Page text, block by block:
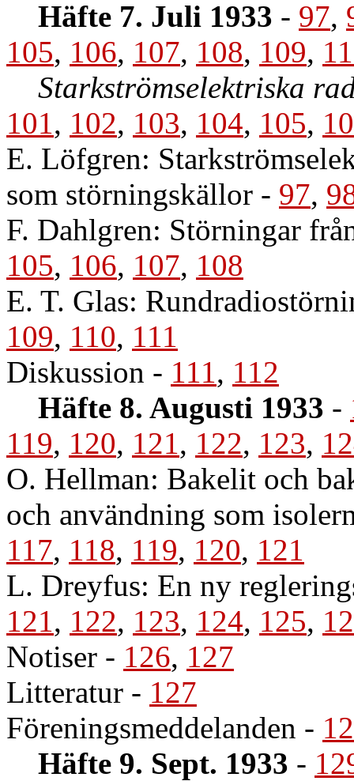
Häfte 7. Juli 1933 - 97,
105, 106, 107, 108, 109,
Starkströmselektriska
101, 102, 103, 104, 105,
E. Löfgren:
som störningskällor - 97,
F. Dahlgren: Störningar
105, 106, 107, 108
E. T. Glas:
109, 110, 111
Diskussion - 111, 112
Häfte 8. Augusti 1933 -
119, 120, 121, 122, 123,
O. Hellman: Bakelit och
och användning som
117, 118, 119, 120, 121
L. Dreyfus: En ny
121, 122, 123, 124, 125,
Notiser - 126, 127
Litteratur - 127
Föreningsmeddelanden -
Häfte 9. Sept. 1933 -